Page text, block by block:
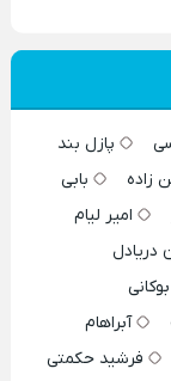
پازل بند
زاده
بابی
امیر لیام
دریادل
آبراهام
فرشید حکمتی